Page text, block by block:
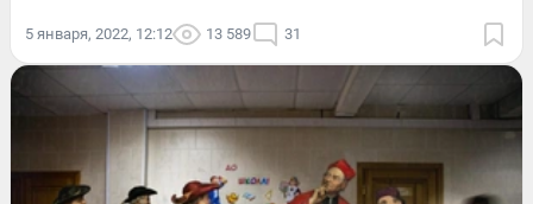
5 января, 2022, 12:12 13 589 31